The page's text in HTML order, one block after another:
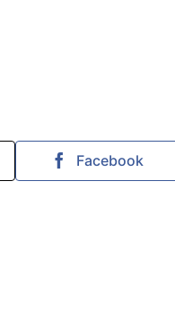
Facebook